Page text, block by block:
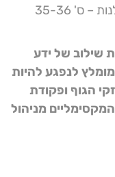
חקוקה – ס' 63 לפק' ועוולת הרשלנות – ס' 35-36
שילוב של ידע
לנפגע להיות
הגוף ופקודת
מניהול